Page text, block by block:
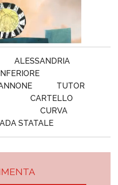
ALESSANDRIA
TUTOR
CARTELLO
CURVA
STATALE